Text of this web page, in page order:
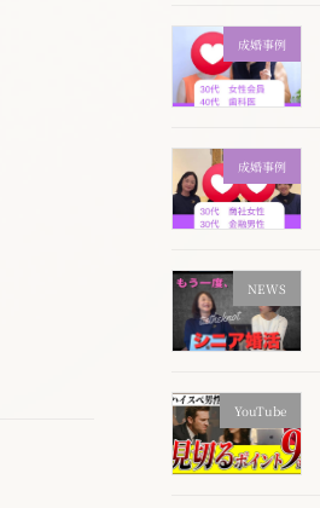
成婚事例
成婚事例
NEWS
YouTube